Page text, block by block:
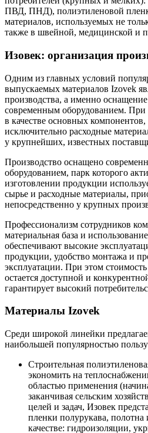
ПВД, ПНД), полиэтиленовой
материалов, используемых не
также в швейной, медицинской и
Изовек: организация
Одним из главных условий
выпускаемых материалов Izovek
производства, а именно
современным оборудованием. При
в качестве основных
исключительно расходные
у крупнейших, известных
Производство оснащено
оборудованием, парк которого
изготовлении продукции
сырье и расходные материалы,
непосредственно у крупных
Профессионализм сотрудников
материальная база и
обеспечивают высокие
продукции, удобство монтажа и
эксплуатации. При этом
остается доступной и
гарантирует высокий
Материалы Izovek
Среди широкой линейки
наибольшей популярностью
Строительная
экономить на
областью применения
заканчивая сельским
целей и задач, Изовек
пленки полурукава, полотна
качестве: гидроизоляции,